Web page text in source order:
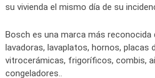
su vivienda el mismo día de su
Bosch es una marca más
lavadoras, lavaplatos, hornos, placas
vitrocerámicas, frigoríficos, combis,
congeladores..